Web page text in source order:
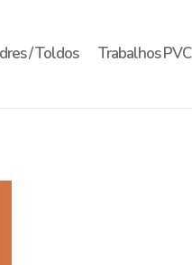
/ Toldos Trabalhos PVC